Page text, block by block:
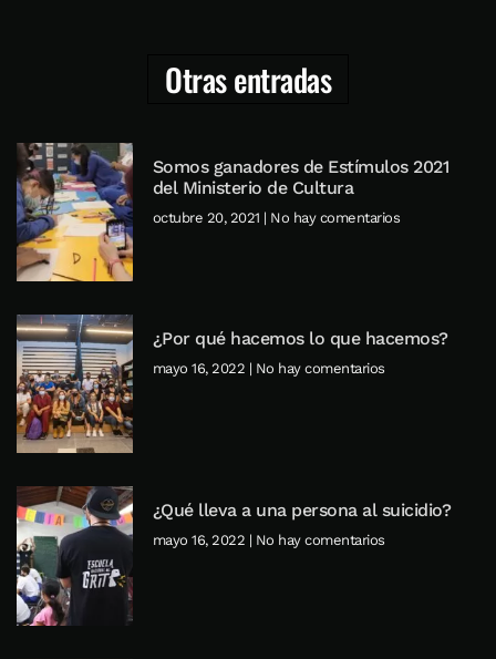
Otras entradas
Somos ganadores de Estímulos 2021
del Ministerio de Cultura
octubre 20, 2021 No hay comentarios
¿Por qué hacemos lo que hacemos?
mayo 16, 2022 No hay comentarios
¿Qué lleva a una persona al suicidio?
mayo 16, 2022 No hay comentarios